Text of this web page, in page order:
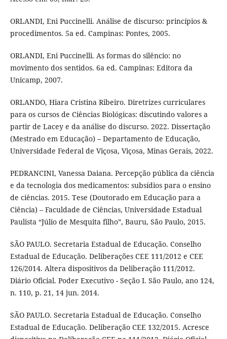
ORLANDI, Eni Puccinelli. Análise de discurso: princípios &
procedimentos. 5a ed. Campinas: Pontes, 2005.
ORLANDI, Eni Puccinelli. As formas do silêncio: no
movimento dos sentidos. 6a ed. Campinas: Editora da
Unicamp, 2007.
ORLANDO, Hiara Cristina Ribeiro. Diretrizes curriculares
para os cursos de Ciências Biológicas: discutindo valores a
partir de Lacey e da análise do discurso. 2022. Dissertação
(Mestrado em Educação) – Departamento de Educação,
Universidade Federal de Viçosa, Viçosa, Minas Gerais, 2022.
PEDRANCINI, Vanessa Daiana. Percepção pública da ciência
e da tecnologia dos medicamentos: subsídios para o ensino
de ciências. 2015. Tese (Doutorado em Educação para a
Ciência) – Faculdade de Ciências, Universidade Estadual
Paulista “Júlio de Mesquita filho”, Bauru, São Paulo, 2015.
SÃO PAULO. Secretaria Estadual de Educação. Conselho
Estadual de Educação. Deliberações CEE 111/2012 e CEE
126/2014. Altera dispositivos da Deliberação 111/2012.
Diário Oficial. Poder Executivo - Seção I. São Paulo, ano 124,
n. 110, p. 21, 14 jun. 2014.
SÃO PAULO. Secretaria Estadual de Educação. Conselho
Estadual de Educação. Deliberação CEE 132/2015. Acresce